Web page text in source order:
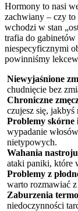
Hormony to nasi
zachwiany – czy to
wchodzi w stan
trafia do
niespecyficznymi
powinniśmy
Niewyjaśnione
chudnięcie bez
Chroniczne
czujesz się, jakbyś
Problemy skórne
wypadanie
nietypowych.
Wahania
ataki paniki, które
Problemy z
warto rozmawiać
Zaburzenia
niedoczynności